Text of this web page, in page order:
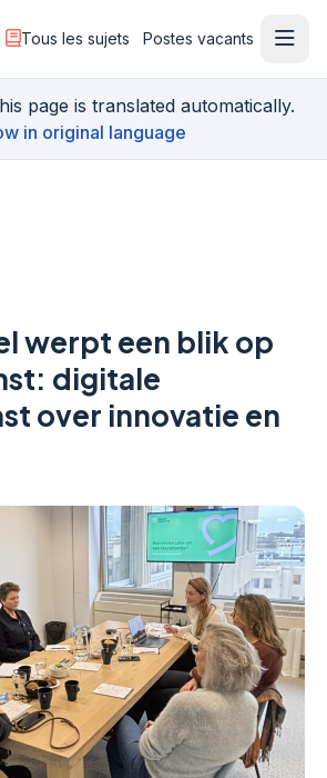
Tous les sujets Postes vacants
page is translated automatically.
in original language
werpt een blik op
digitale
over innovatie en